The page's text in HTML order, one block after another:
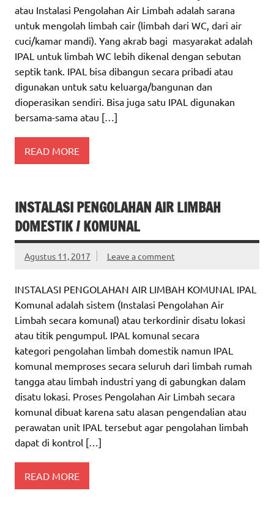
atau Instalasi Pengolahan Air Limbah adalah sarana
untuk mengolah limbah cair (limbah dari WC, dari air
cuci/kamar mandi). Yang akrab bagi masyarakat adalah
IPAL untuk limbah WC lebih dikenal dengan sebutan
septik tank. IPAL bisa dibangun secara pribadi atau
digunakan untuk satu keluarga/bangunan dan
dioperasikan sendiri. Bisa juga satu IPAL digunakan
bersama-sama atau […]
READ MORE
INSTALASI PENGOLAHAN AIR LIMBAH
DOMESTIK / KOMUNAL
Agustus 11, 2017 Leave a comment
INSTALASI PENGOLAHAN AIR LIMBAH KOMUNAL IPAL
Komunal adalah sistem (Instalasi Pengolahan Air
Limbah secara komunal) atau terkordinir disatu lokasi
atau titik pengumpul. IPAL komunal secara
kategori pengolahan limbah domestik namun IPAL
komunal memproses secara seluruh dari limbah rumah
tangga atau limbah industri yang di gabungkan dalam
disatu lokasi. Proses Pengolahan Air Limbah secara
komunal dibuat karena satu alasan pengendalian atau
perawatan unit IPAL tersebut agar pengolahan limbah
dapat di kontrol […]
READ MORE